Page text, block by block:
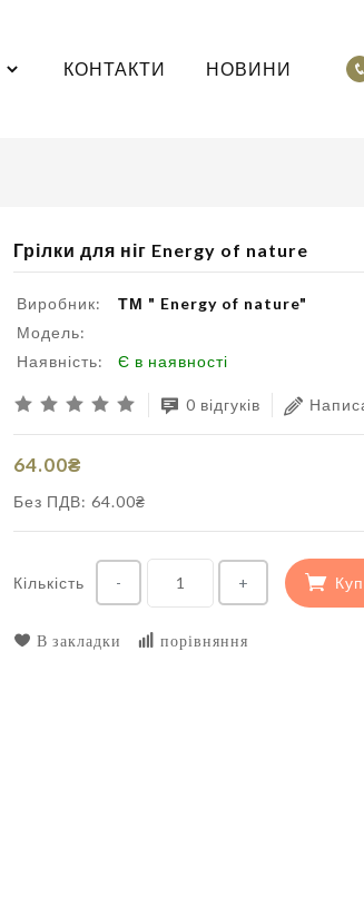
КОНТАКТИ НОВИНИ
Грілки для ніг Energy of nature
Виробник:
ТМ " Energy of nature"
Модель:
Наявність:
Є в наявності
0 відгуків
64.00₴
Без ПДВ: 64.00₴
Кількість - +
В закладки порівняння